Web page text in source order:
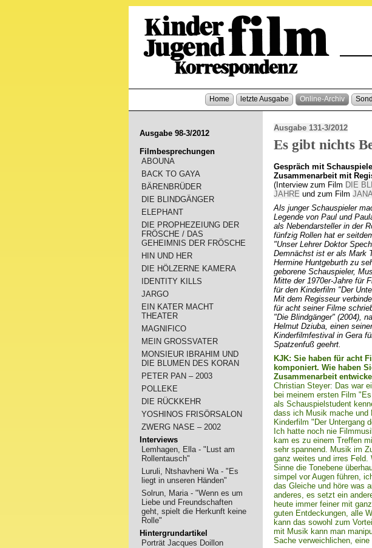
Home letzte Ausgabe Online-Archiv
Ausgabe 131-3/2012
Es gibt nichts
Gespräch mit
Zusammenarbeit mit
(Interview zum Film DIE
JAHRE und zum Film
Als junger Schauspieler
Legende von Paul und
als Nebendarsteller in der
fünfzig Rollen hat er
"Unser Lehrer Doktor
Demnächst ist er als Mark
Hermine Huntgeburth zu
geborene Schauspieler,
Mitte der 1970er-Jahre für
für den Kinderfilm "Der
Mit dem Regisseur
für acht seiner Filme
"Die Blindgänger" (2004),
Helmut Dziuba, einen
Kinderfilmfestival in Gera
Spatzenfuß geehrt.
KJK: Sie haben für acht
komponiert. Wie haben
Zusammenarbeit
Christian Steyer: Das war
bei meinem ersten Film
als Schauspielstudent
dass ich Musik mache und
Kinderfilm "Der Untergang
Ich hatte noch nie
kam es zu einem Treffen
sehr spannend. Musik im
ganz weites und irres
Sinne die Tonebene
simpel vor Augen führen,
das Gleiche und höre was
anderes, es setzt ein
heute immer feiner mit
guten Entdeckungen, alle
kann das sowohl zum
mit Musik kann man
Sache verweichlichen,
Ausgabe 98-3/2012
Filmbesprechungen
ABOUNA
BACK TO GAYA
BÄRENBRÜDER
DIE BLINDGÄNGER
ELEPHANT
DIE PROPHEZEIUNG DER
FRÖSCHE / DAS
GEHEIMNIS DER FRÖSCHE
HIN UND HER
DIE HÖLZERNE KAMERA
IDENTITY KILLS
JARGO
EIN KATER MACHT
THEATER
MAGNIFICO
MEIN GROSSVATER
MONSIEUR IBRAHIM UND
DIE BLUMEN DES KORAN
PETER PAN – 2003
POLLEKE
DIE RÜCKKEHR
YOSHINOS FRISÖRSALON
ZWERG NASE – 2002
Interviews
Lemhagen, Ella - "Lust am
Rollentausch"
Luruli, Ntshavheni Wa - "Es
liegt in unseren Händen"
Solrun, Maria - "Wenn es um
Liebe und Freundschaften
geht, spielt die Herkunft keine
Rolle"
Hintergrundartikel
Porträt Jacques Doillon